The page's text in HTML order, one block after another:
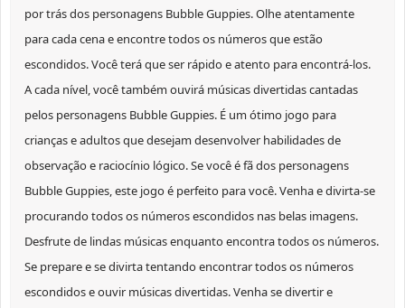
por trás dos personagens Bubble Guppies. Olhe atentamente
para cada cena e encontre todos os números que estão
escondidos. Você terá que ser rápido e atento para encontrá-los.
A cada nível, você também ouvirá músicas divertidas cantadas
pelos personagens Bubble Guppies. É um ótimo jogo para
crianças e adultos que desejam desenvolver habilidades de
observação e raciocínio lógico. Se você é fã dos personagens
Bubble Guppies, este jogo é perfeito para você. Venha e divirta-se
procurando todos os números escondidos nas belas imagens.
Desfrute de lindas músicas enquanto encontra todos os números.
Se prepare e se divirta tentando encontrar todos os números
escondidos e ouvir músicas divertidas. Venha se divertir e